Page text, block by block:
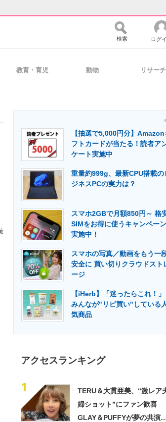
ダーのコミュニティ マーケ×ITの今がよく分かる
IT導入・活用を支援
ギーの専門メディア 建設×テクノロジーの最前線
検索 ログ
教育・育児 動物 リサーチ
-
【抽選で5,000円分】Amazon
フトカードが当たる！読者ア
ケート実施中
重量約999g、最新CPU搭載の
ジネスPCの実力は？
スマホ2GBで月額850円～ 格
SIMをお得に使うキャンペーン
実施中！
スマホの写真／動画をもう一
安全に 買い切りクラウドスト
ージ
【iHerb】「迷ったらこれ！」
みんなが"リピ買い"している
気商品
アクセスランキング
1
TERU＆大貫亜美、“激レア
婦ショット”にファン歓喜
GLAY＆PUFFYが夢の共演